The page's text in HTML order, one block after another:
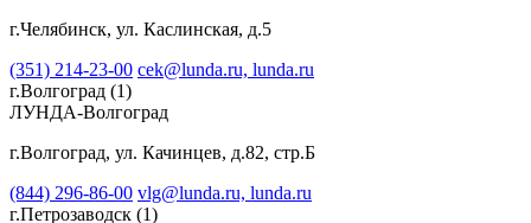
г.Челябинск, ул. Каслинская, д.5
(351) 214-23-00 cek@lunda.ru, lunda.ru
г.Волгоград (1)
ЛУНДА-Волгоград
г.Волгоград, ул. Качинцев, д.82, стр.Б
(844) 296-86-00 vlg@lunda.ru, lunda.ru
г.Петрозаводск (1)